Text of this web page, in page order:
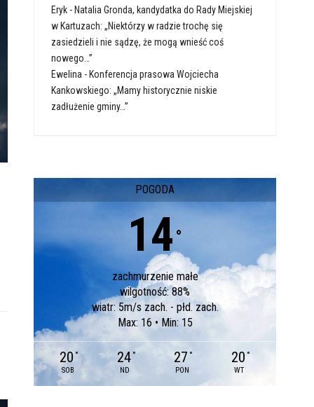
Eryk - Natalia Gronda, kandydatka do Rady Miejskiej
w Kartuzach: „Niektórzy w radzie trochę się
zasiedzieli i nie sądzę, że mogą wnieść coś
nowego…”
Ewelina - Konferencja prasowa Wojciecha
Kankowskiego: „Mamy historycznie niskie
zadłużenie gminy…”
POGODA
14 °
zachmurzenie małe
wilgotność: 88%
wiatr: 5m/s zach. - płd. zach.
Max: 16 • Min: 15
20 °
SOB
24 °
ND
27 °
PON
20 °
WT